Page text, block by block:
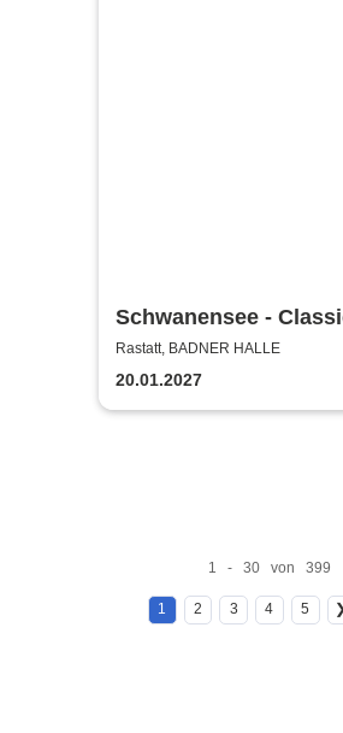
Schwanensee -
Ballet Napoli
Rastatt, BADNER HALLE
20.01.2027
1 - 30 von 399
1 2 3 4 5